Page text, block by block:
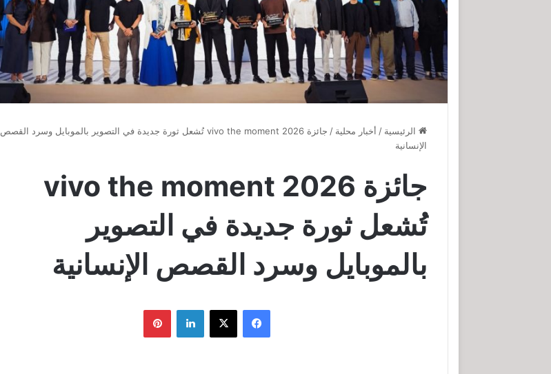
الرئيسية / أخبار محلية /
جائزة vivo the moment 2026 تُشعل ثورة جديدة في التصوير بالموبايل وسرد القصص
الإنسانية
جائزة vivo the moment 2026
تُشعل ثورة جديدة في التصوير
بالموبايل وسرد القصص الإنسانية
فيسبوك ‫X لينكدإن بينتيريست